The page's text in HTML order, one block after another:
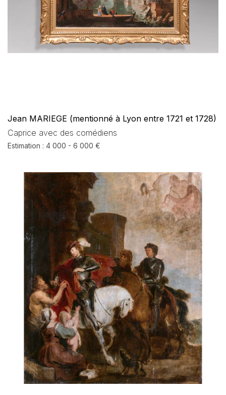
Jean MARIEGE (mentionné à Lyon entre 1721 et 1728)
Caprice avec des comédiens
Estimation : 4 000 - 6 000 €